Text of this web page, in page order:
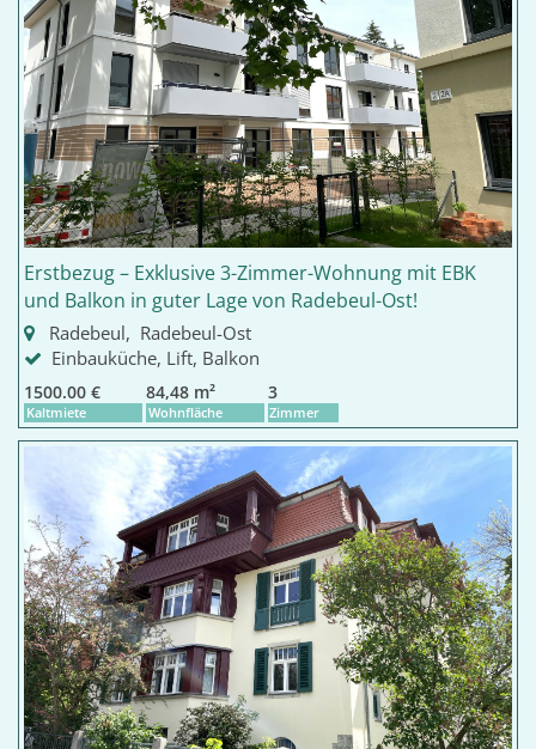
Erstbezug – Exklusive 3-Zimmer-Wohnung mit EBK
und Balkon in guter Lage von Radebeul-Ost!
Radebeul, Radebeul-Ost
Einbauküche, Lift, Balkon
1500.00 €
Kaltmiete
84,48 m²
Wohnfläche
3
Zimmer